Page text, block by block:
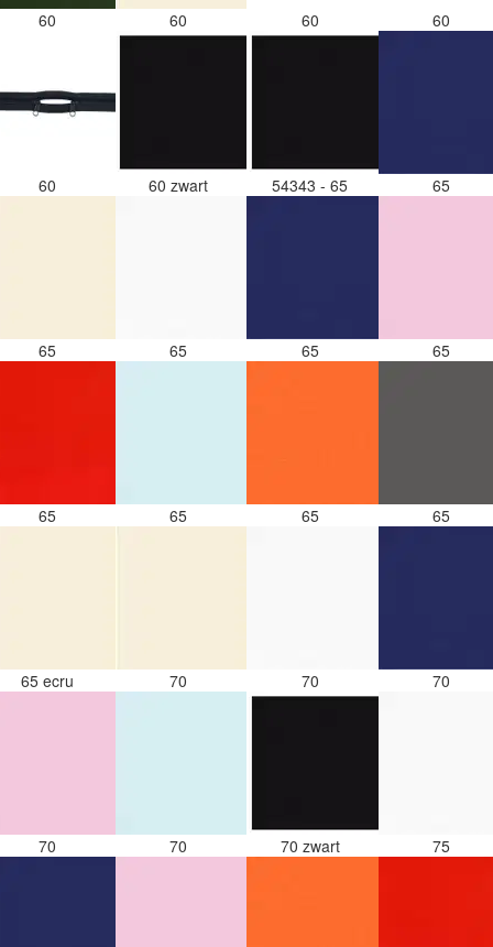
60 60 60 60
60 60 zwart 54343 - 65 65
65 65 65 65
65 65 65 65
65 ecru 70 70 70
70 70 70 zwart 75